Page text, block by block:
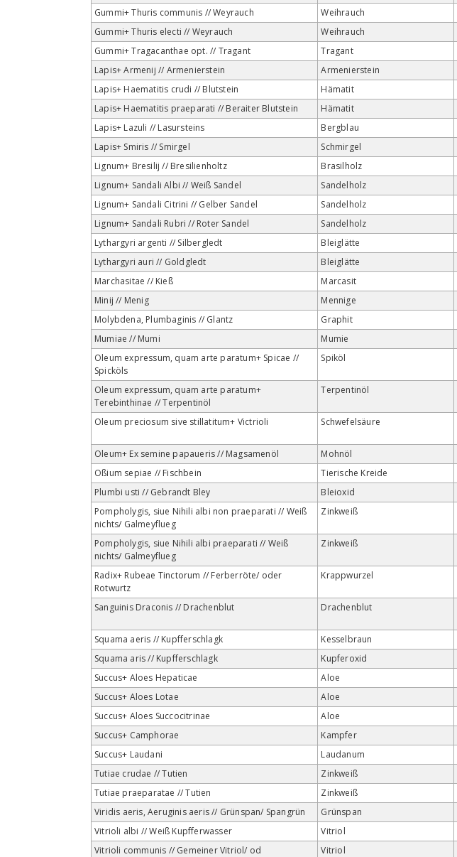
Gummi+ Thuris communis // Weyrauch
Weihrauch
Gummi+ Thuris electi // Weyrauch
Weihrauch
Gummi+ Tragacanthae opt. // Tragant
Tragant
Lapis+ Armenij // Armenierstein
Armenierstein
Lapis+ Haematitis crudi // Blutstein
Hämatit
Lapis+ Haematitis praeparati // Beraiter Blutstein
Hämatit
Lapis+ Lazuli // Lasursteins
Bergblau
Lapis+ Smiris // Smirgel
Schmirgel
Lignum+ Bresilij // Bresilienholtz
Brasilholz
Lignum+ Sandali Albi // Weiß Sandel
Sandelholz
Lignum+ Sandali Citrini // Gelber Sandel
Sandelholz
Lignum+ Sandali Rubri // Roter Sandel
Sandelholz
Lythargyri argenti // Silbergledt
Bleiglätte
Lythargyri auri // Goldgledt
Bleiglätte
Marchasitae // Kieß
Marcasit
Minij // Menig
Mennige
Molybdena, Plumbaginis // Glantz
Graphit
Mumiae // Mumi
Mumie
Oleum expressum, quam arte paratum+ Spicae //
Spicköls
Spiköl
Oleum expressum, quam arte paratum+
Terebinthinae // Terpentinöl
Terpentinöl
Oleum preciosum sive stillatitum+ Victrioli Schwefelsäure
Oleum+ Ex semine papaueris // Magsamenöl Mohnöl
Oßium sepiae // Fischbein
Tierische Kreide
Plumbi usti // Gebrandt Bley
Bleioxid
Pompholygis, siue Nihili albi non praeparati // Weiß
nichts/ Galmeyflueg
Zinkweiß
Pompholygis, siue Nihili albi praeparati // Weiß
nichts/ Galmeyflueg
Zinkweiß
Radix+ Rubeae Tinctorum // Ferberröte/ oder
Rotwurtz
Krappwurzel
Sanguinis Draconis // Drachenblut Drachenblut
Squama aeris // Kupfferschlagk
Kesselbraun
Squama aris // Kupfferschlagk
Kupferoxid
Succus+ Aloes Hepaticae
Aloe
Succus+ Aloes Lotae
Aloe
Succus+ Aloes Succocitrinae
Aloe
Succus+ Camphorae
Kampfer
Succus+ Laudani
Laudanum
Tutiae crudae // Tutien
Zinkweiß
Tutiae praeparatae // Tutien
Zinkweiß
Viridis aeris, Aeruginis aeris // Grünspan/ Spangrün
Grünspan
Vitrioli albi // Weiß Kupfferwasser
Vitriol
Vitrioli communis // Gemeiner Vitriol/ od
Vitriol